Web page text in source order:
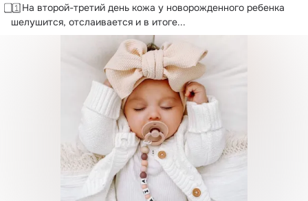
⃣ 1⃣ На второй-третий день кожа у новорожденного ребенка
шелушится, отслаивается и в итоге...